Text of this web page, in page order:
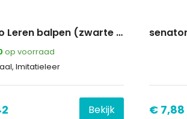
Fidelio Leren balpen (zwarte inkt)
op voorraad
Imitatieleer
Bekijk € 7,88